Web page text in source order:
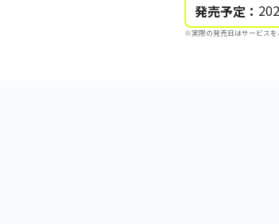
発売予定：
※実際の発売日はサービスを